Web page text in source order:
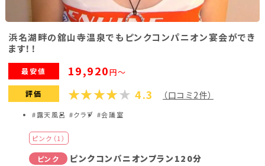
埼玉県(1)
東京都(9)
千葉県(14)
神奈川県(14)
東海
静岡県(44) 愛知県(15)
岐阜県(5)
三重県(9)
中部
浜名湖畔の舘山寺温泉でもピンクコンパニオン宴会ができ
ます！！
最安値 19,920円～
評価 4.3 （口コミ2件）
#露天風呂 #クラブ #会議室
ピンク（1）
ピンク ピンクコンパニオンプラン120分